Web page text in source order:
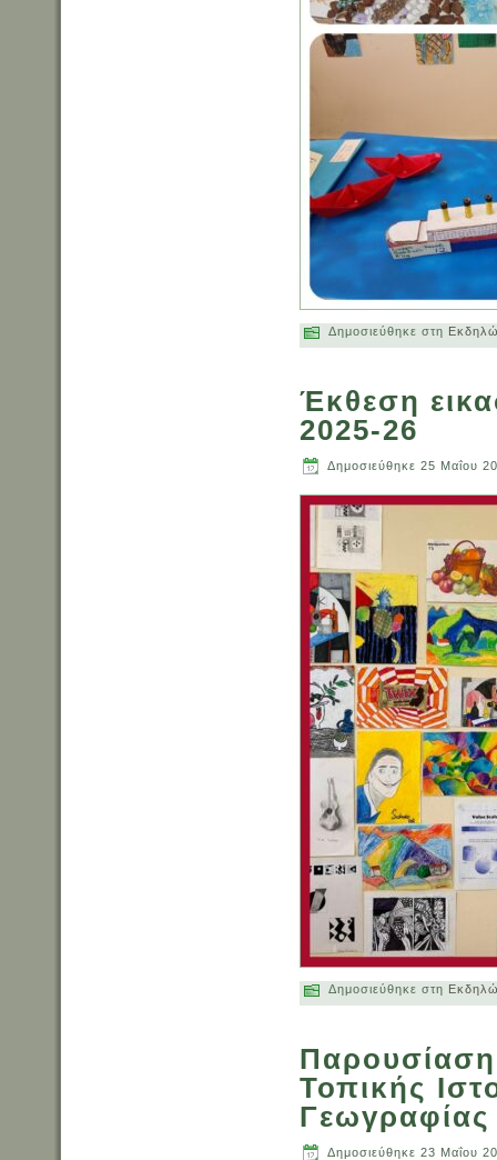
Δημοσιεύθηκε στη
Έκθεση
2025-26
Δημοσιεύθηκε 25 Μαΐου
Δημοσιεύθηκε στη
Τοπικής
Γεωγραφίας
Δημοσιεύθηκε 23 Μαΐου